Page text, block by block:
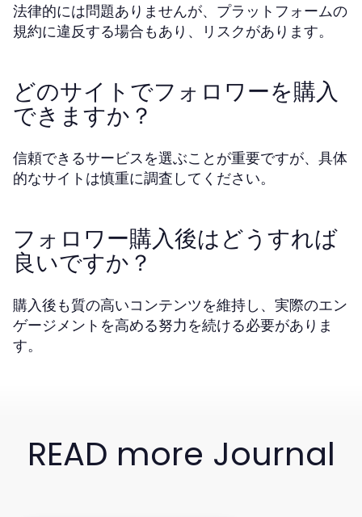
法律的には問題ありませんが、プラットフォームの
規約に違反する場合もあり、リスクがあります。
どのサイトでフォロワーを購入
できますか？
信頼できるサービスを選ぶことが重要ですが、具体
的なサイトは慎重に調査してください。
フォロワー購入後はどうすれば
良いですか？
購入後も質の高いコンテンツを維持し、実際のエン
ゲージメントを高める努力を続ける必要がありま
す。
READ more Journal